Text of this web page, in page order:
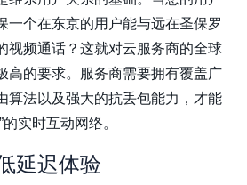
一个在东京的用户能与远在圣保罗
视频通话？这就对云服务商的全球
高的要求。服务商需要拥有覆盖广
算法以及强大的抗丢包能力，才能
实时互动网络。
延迟体验